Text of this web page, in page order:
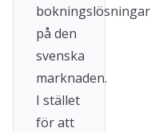
bokningslösningar
på den
svenska
marknaden.
I stället
för att